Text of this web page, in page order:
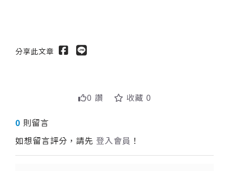
分享此文章
0 讚 收藏 0
0 則留言
如想留言評分，請先 登入會員 ！